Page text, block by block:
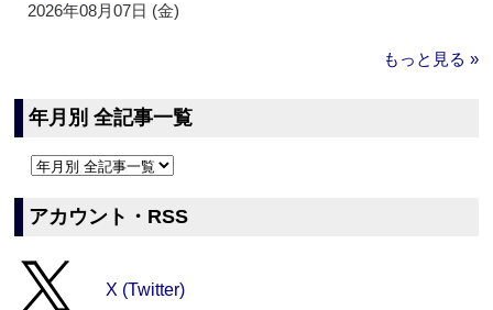
2026年08月07日 (金)
もっと見る »
年月別 全記事一覧
アカウント・RSS
X (Twitter)